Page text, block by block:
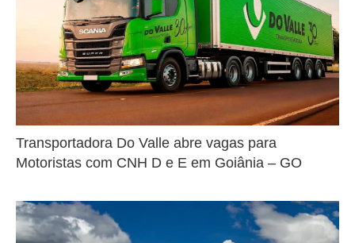
Transportadora Do Valle abre vagas para
Motoristas com CNH D e E em Goiânia – GO